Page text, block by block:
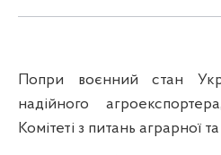
Попри воєнний стан
надійного
Комітеті з питань аграрної